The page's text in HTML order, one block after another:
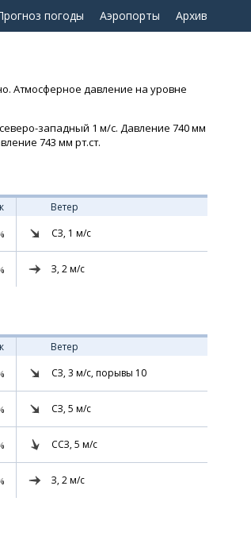
погоды Аэропорты Архив
Атмосферное давление на уровне
западный 1 м/с. Давление 740 мм
743 мм рт.ст.
Ветер
СЗ, 1 м/с
З, 2м/с
Ветер
СЗ, 3 м/с, порывы 10
СЗ, 5 м/с
ССЗ, 5 м/с
З, 2м/с